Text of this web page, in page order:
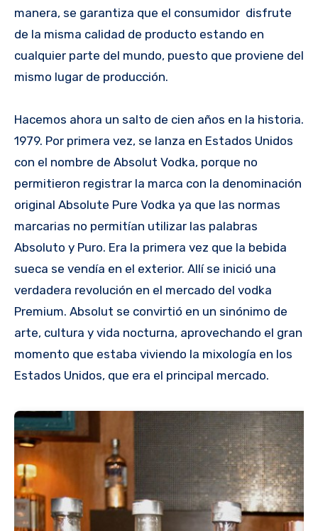
manera, se garantiza que el consumidor disfrute
de la misma calidad de producto estando en
cualquier parte del mundo, puesto que proviene del
mismo lugar de producción.
Hacemos ahora un salto de cien años en la historia.
1979. Por primera vez, se lanza en Estados Unidos
con el nombre de Absolut Vodka, porque no
permitieron registrar la marca con la denominación
original Absolute Pure Vodka ya que las normas
marcarias no permitían utilizar las palabras
Absoluto y Puro. Era la primera vez que la bebida
sueca se vendía en el exterior. Allí se inició una
verdadera revolución en el mercado del vodka
Premium. Absolut se convirtió en un sinónimo de
arte, cultura y vida nocturna, aprovechando el gran
momento que estaba viviendo la mixología en los
Estados Unidos, que era el principal mercado.